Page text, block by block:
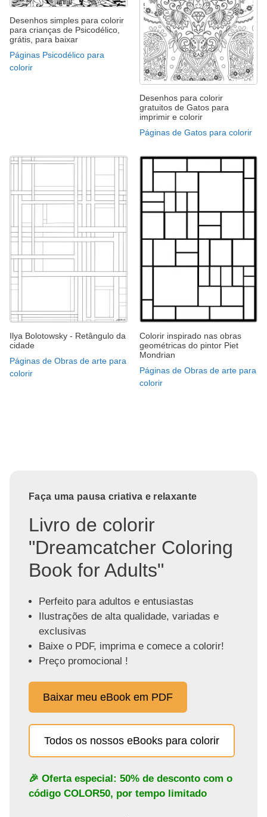
Desenhos simples para colorir
para crianças de Psicodélico,
grátis, para baixar
Páginas Psicodélico para
colorir
Desenhos para colorir
gratuitos de Gatos para
imprimir e colorir
Páginas de Gatos para colorir
Ilya Bolotowsky - Retângulo da
cidade
Páginas de Obras de arte para
colorir
Colorir inspirado nas obras
geométricas do pintor Piet
Mondrian
Páginas de Obras de arte para
colorir
Faça uma pausa criativa e relaxante
Livro de colorir
"Dreamcatcher Coloring
Book for Adults"
Perfeito para adultos e entusiastas
Ilustrações de alta qualidade, variadas e
exclusivas
Baixe o PDF, imprima e comece a colorir!
Preço promocional !
Baixar meu eBook em PDF
Todos os nossos eBooks para colorir
🎉 Oferta especial: 50% de desconto com o
código COLOR50, por tempo limitado